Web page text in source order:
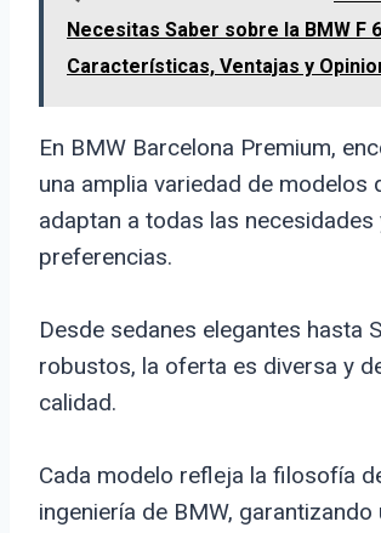
Necesitas Saber sobre la BMW F
Características, Ventajas y
En BMW Barcelona Premium,
una amplia variedad de modelos
adaptan a todas las necesidades
preferencias.
Desde sedanes elegantes hasta
robustos, la oferta es diversa y
calidad.
Cada modelo refleja la filosofía
ingeniería de BMW, garantizando